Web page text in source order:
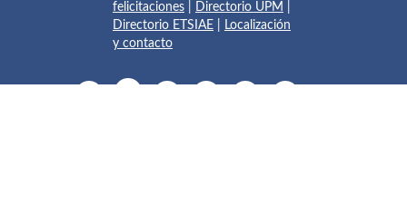
felicitaciones
Directorio UPM
Directorio ETSIAE
Localización
y contacto